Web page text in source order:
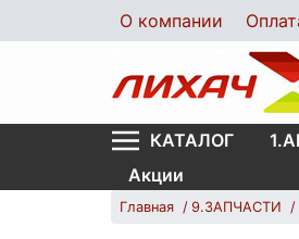
О компании
КАТАЛОГ
Акции
Главная 9.ЗАПЧАСТИ